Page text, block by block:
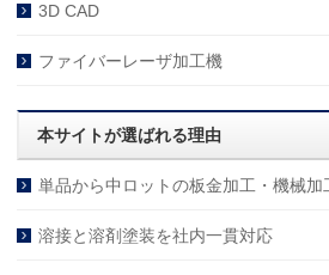
3D CAD
ファイバーレーザ加工機
本サイトが選ばれる理由
単品から中ロットの板金加工・機械加
溶接と溶剤塗装を社内一貫対応